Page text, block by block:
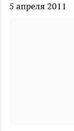
5 апреля 2011